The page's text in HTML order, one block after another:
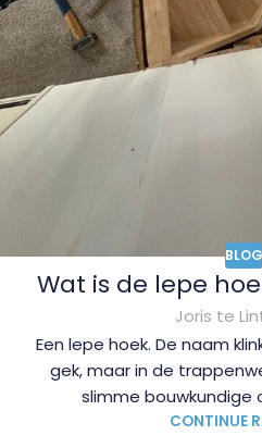
BLOG
Wat is de lepe
Joris te
Een lepe hoek. De naam
gek, maar in de
slimme bouwkundige
CONTINUE